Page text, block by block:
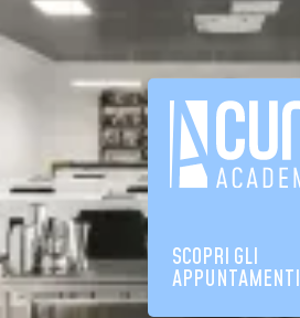
SCOPRI GLI
APPUNTAMENTI